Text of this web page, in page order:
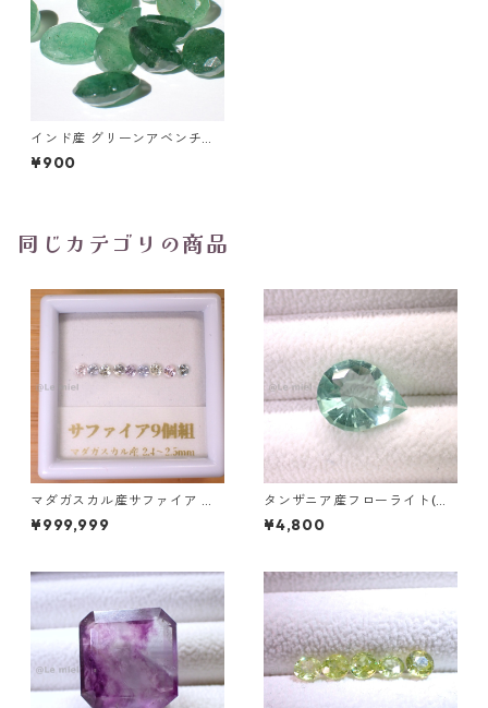
インド産 グリーンアベンチュ
リン（グリーンストロベリー
クオーツ）4ctUP
¥900
同じカテゴリの商品
マダガスカル産サファイア ル
ース 9個組 2.4～2.5mm
¥999,999
タンザニア産フローライト(蛍
光) ペアシェイプカットルース
5.46ct 13.8mm*10.8mm*7.0
¥4,800